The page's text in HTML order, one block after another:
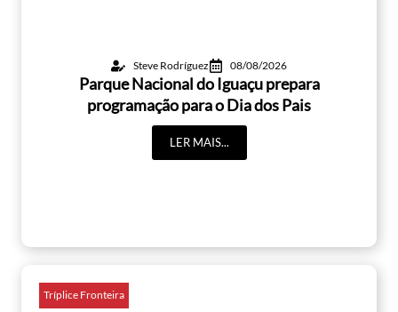
Steve Rodríguez 08/08/2026
Parque Nacional do Iguaçu prepara
programação para o Dia dos Pais
LER MAIS...
Tríplice Fronteira